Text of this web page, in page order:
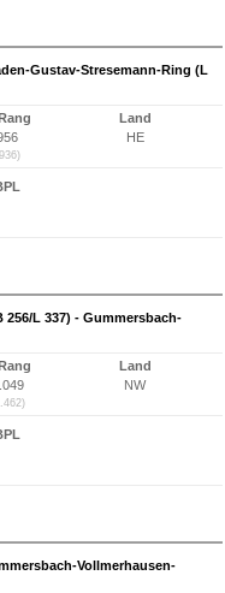
Gustav-Stresemann-Ring (L
Land
HE
L 337) - Gummersbach-
Land
NW
Vollmerhausen-